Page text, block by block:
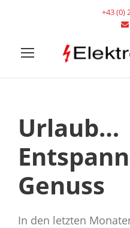
+43 (0)
Urlaub…
Genuss
In den letzten